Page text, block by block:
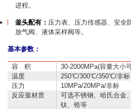
进程。
釜头配有： 压力表、压力传感器、安全
放气阀、液体采样阀等。
基本参数：
容 积
30-2000MPa(容量大小
温度
250℃/300℃/350℃/非标
压力
10MPa/20MPa/非标
反应釜材质
可选不锈钢、哈氏合金
钛、锆等